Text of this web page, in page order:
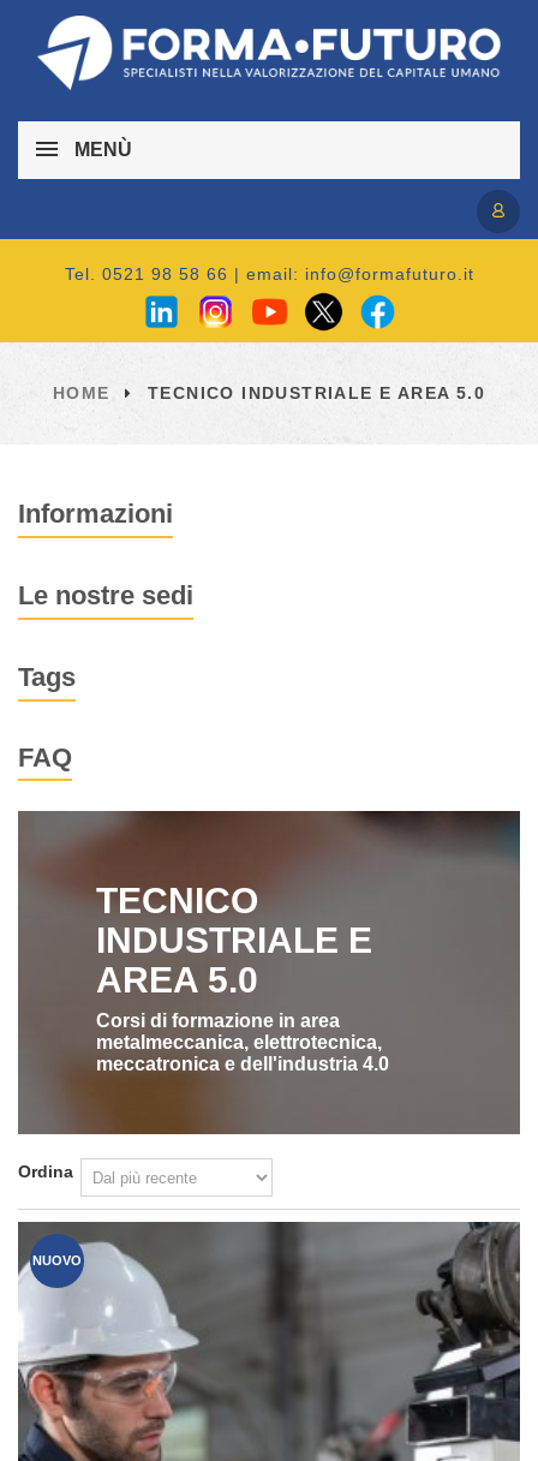
MENÙ
Tel. 0521 98 58 66 | email: info@formafuturo.it
HOME TECNICO INDUSTRIALE E AREA 5.0
Informazioni
Le nostre sedi
Tags
FAQ
TECNICO
INDUSTRIALE E
AREA 5.0
Corsi di formazione in area
metalmeccanica, elettrotecnica,
meccatronica e dell'industria 4.0
Ordina
NUOVO